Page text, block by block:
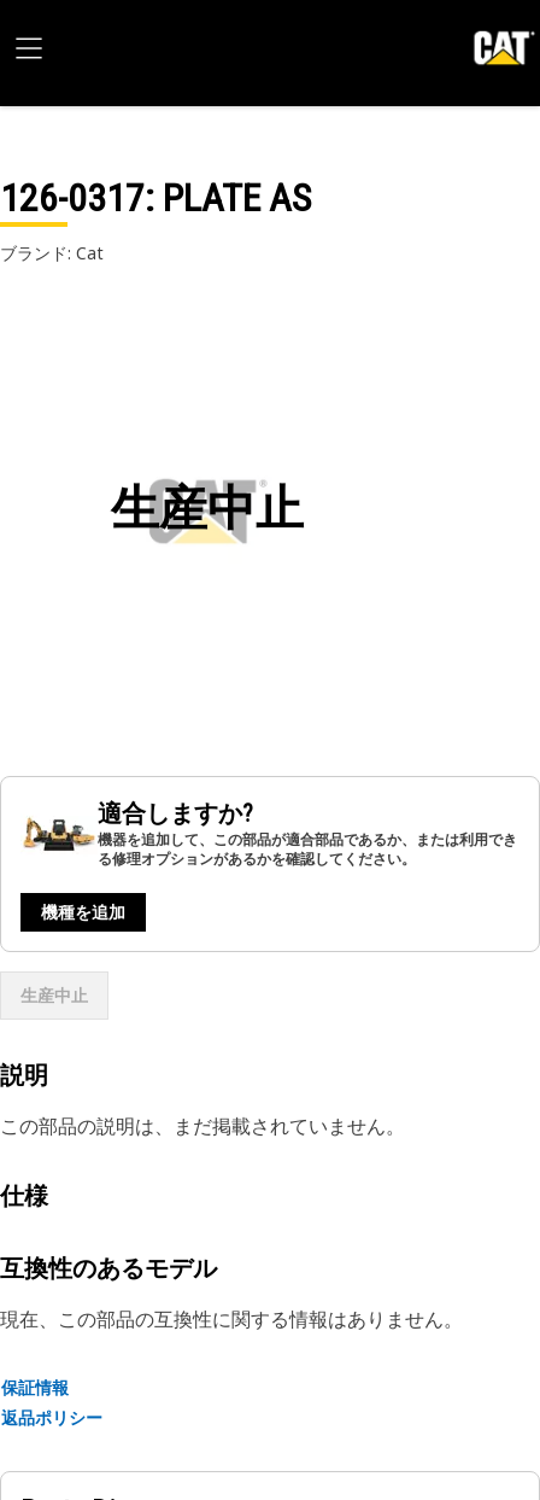
126-0317: PLATE AS
ブランド: Cat
生産中止
適合しますか?
機器を追加して、この部品が適合部品であるか、または利用でき
る修理オプションがあるかを確認してください。
機種を追加
生産中止
説明
この部品の説明は、まだ掲載されていません。
仕様
互換性のあるモデル
現在、この部品の互換性に関する情報はありません。
保証情報
返品ポリシー